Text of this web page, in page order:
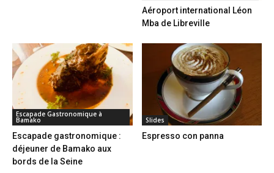
Aéroport international Léon
Mba de Libreville
Escapade Gastronomique à
Bamako
Escapade gastronomique :
déjeuner de Bamako aux
bords de la Seine
Slides
Espresso con panna